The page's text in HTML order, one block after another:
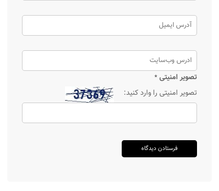
تصویر امنیتی *
تصویر امنیتی را وارد کنید: